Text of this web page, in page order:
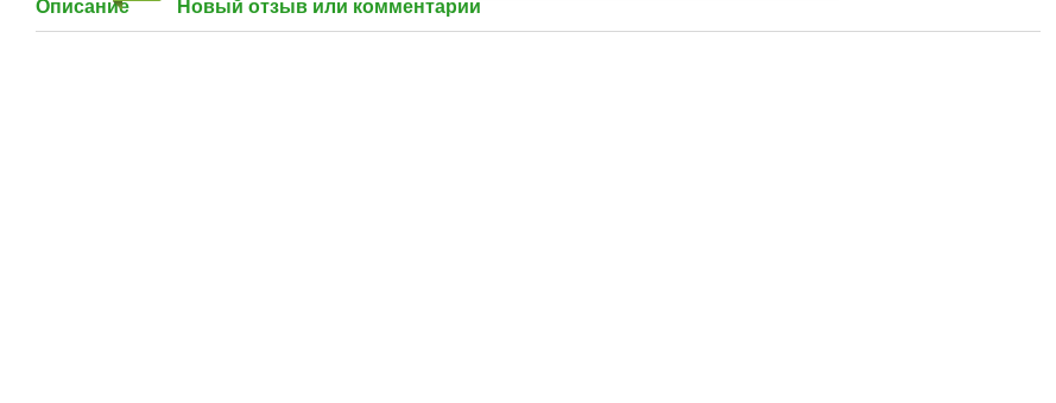
Описание Новый отзыв или комментарий